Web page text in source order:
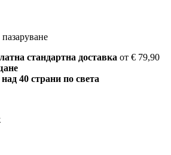
стандартна доставка от € 79,90
над 40 страни по света